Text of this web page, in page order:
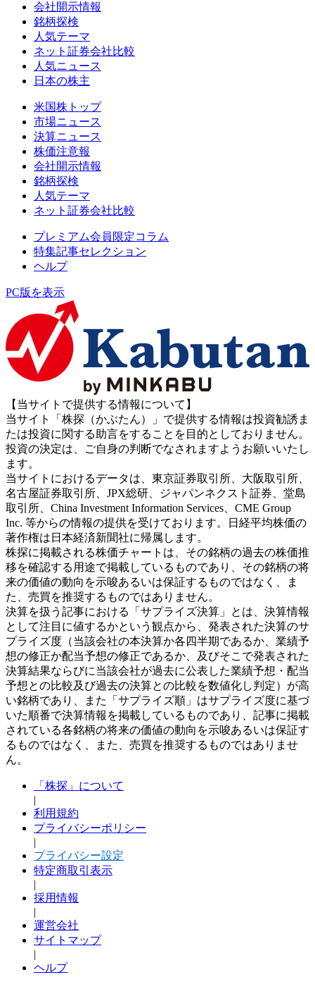
会社開示情報
銘柄探検
人気テーマ
ネット証券会社比較
人気ニュース
日本の株主
米国株トップ
市場ニュース
決算ニュース
株価注意報
会社開示情報
銘柄探検
人気テーマ
ネット証券会社比較
プレミアム会員限定コラム
特集記事セレクション
ヘルプ
PC版を表示
【当サイトで提供する情報について】
当サイト「株探（かぶたん）」で提供する情報は投資勧誘ま
たは投資に関する助言をすることを目的としておりません。
投資の決定は、ご自身の判断でなされますようお願いいたし
ます。
当サイトにおけるデータは、東京証券取引所、大阪取引所、
名古屋証券取引所、JPX総研、ジャパンネクスト証券、堂島
取引所、China Investment Information Services、CME Group
Inc. 等からの情報の提供を受けております。日経平均株価の
著作権は日本経済新聞社に帰属します。
株探に掲載される株価チャートは、その銘柄の過去の株価推
移を確認する用途で掲載しているものであり、その銘柄の将
来の価値の動向を示唆あるいは保証するものではなく、ま
た、売買を推奨するものではありません。
決算を扱う記事における「サプライズ決算」とは、決算情報
として注目に値するかという観点から、発表された決算のサ
プライズ度（当該会社の本決算か各四半期であるか、業績予
想の修正か配当予想の修正であるか、及びそこで発表された
決算結果ならびに当該会社が過去に公表した業績予想・配当
予想との比較及び過去の決算との比較を数値化し判定）が高
い銘柄であり、また「サプライズ順」はサプライズ度に基づ
いた順番で決算情報を掲載しているものであり、記事に掲載
されている各銘柄の将来の価値の動向を示唆あるいは保証す
るものではなく、また、売買を推奨するものではありませ
ん。
「株探」について
|
利用規約
プライバシーポリシー
|
プライバシー設定
特定商取引表示
|
採用情報
|
運営会社
サイトマップ
|
ヘルプ